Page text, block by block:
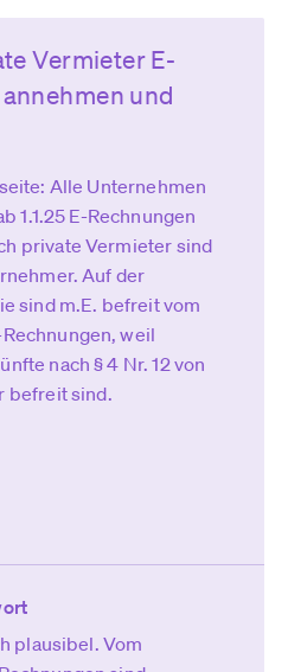
Vermieter E-
und
Alle Unternehmen
1.1.25 E-Rechnungen
private Vermieter sind
Auf der
sind m.E. befreit vom
weil
nach § 4 Nr. 12 von
befreit sind.
plausibel. Vom